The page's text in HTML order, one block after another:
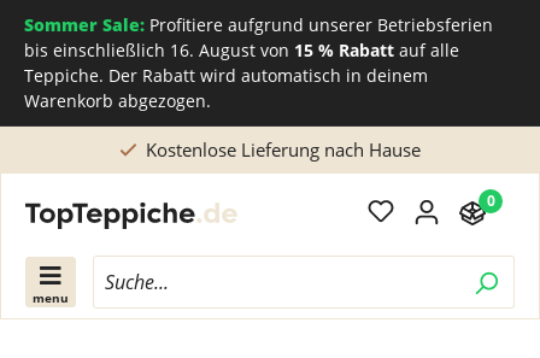
Sommer Sale: Profitiere aufgrund unserer Betriebsferien
bis einschließlich 16. August von 15 % Rabatt auf alle
Teppiche. Der Rabatt wird automatisch in deinem
Warenkorb abgezogen.
Direkt beim Teppichhersteller kaufen
menu
0